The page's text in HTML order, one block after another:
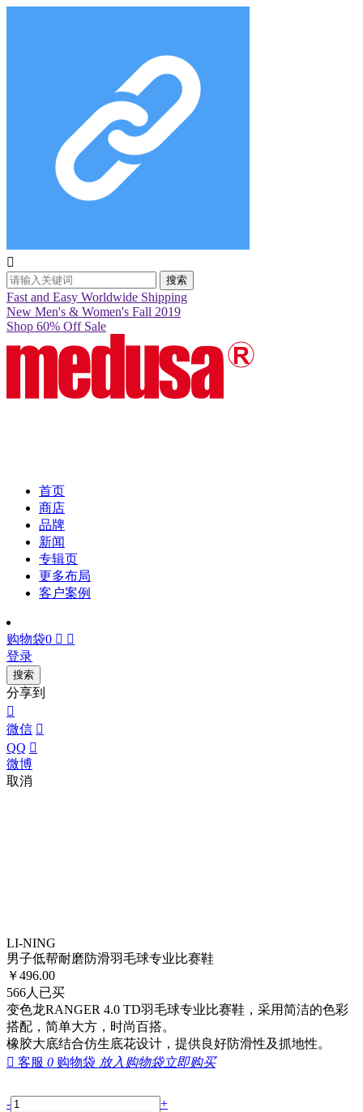

搜索
Fast and Easy Worldwide Shipping
New Men's & Women's Fall 2019
Shop 60% Off Sale
首页
商店
品牌
新闻
专辑页
更多布局
客户案例
购物袋0  
登录
搜索
分享到

微信 
QQ 
微博
取消
LI-NING
男子低帮耐磨防滑羽毛球专业比赛鞋
￥496.00
566人已买
变色龙RANGER 4.0 TD羽毛球专业比赛鞋，采用简洁的色彩
搭配，简单大方，时尚百搭。
橡胶大底结合仿生底花设计，提供良好防滑性及抓地性。
 客服 0 购物袋 放入购物袋立即购买
-
+